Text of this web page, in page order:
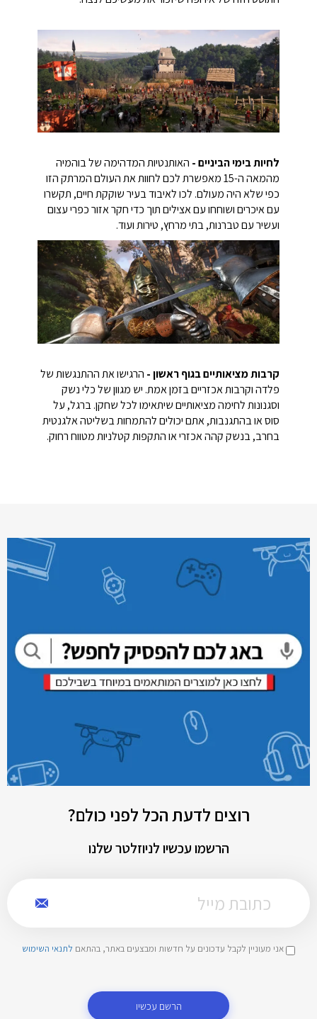
לחיות בימי הביניים - האותנטיות המדהימה של בוהמיה
מהמאה ה-15 מאפשרת לכם לחוות את העולם המרתק הזו
כפי שלא היה מעולם. לכו לאיבוד בעיר שוקקת חיים, תקשרו
עם איכרים ושוחחו עם אצילים תוך כדי חקר אזור כפרי עצום
ועשיר עם טברנות, בתי מרחץ, טירות ועוד.
קרבות מציאותיים בגוף ראשון - הרגישו את ההתנגשות של
פלדה וקרבות אכזריים בזמן אמת. יש מגוון של כלי נשק
וסגנונות לחימה מציאותיים שיתאימו לכל שחקן. ברגל, על
סוס או בהתגנבות, אתם יכולים להתמחות בשליטה אלגנטית
בחרב, בנשק קהה אכזרי או התקפות קטלניות מטווח רחוק.
רוצים לדעת הכל לפני כולם?
הרשמו עכשיו לניוזלטר שלנו
אני מעוניין לקבל עדכונים על חדשות ומבצעים באתר, בהתאם לתנאי השימוש
הרשם עכשיו